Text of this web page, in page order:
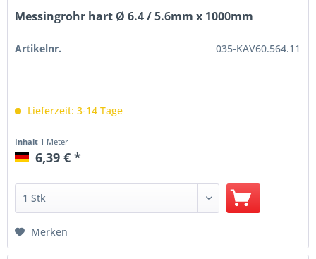
Messingrohr hart Ø 6.4 / 5.6mm x 1000mm
Artikelnr. 035-KAV60.564.11
Lieferzeit: 3-14 Tage
Inhalt 1 Meter
6,39 € *
Merken